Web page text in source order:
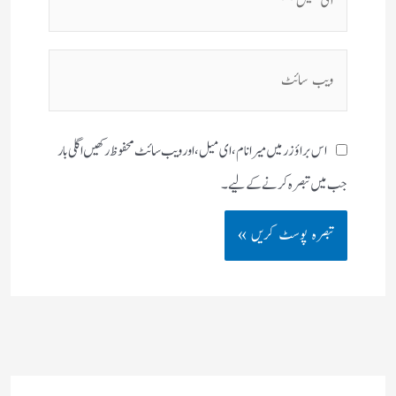
اس براؤزر میں میرا نام، ای میل، اور ویب سائٹ محفوظ رکھیں اگلی بار
جب میں تبصرہ کرنے کےلیے۔